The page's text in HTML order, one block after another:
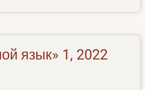
язык» 1, 2022